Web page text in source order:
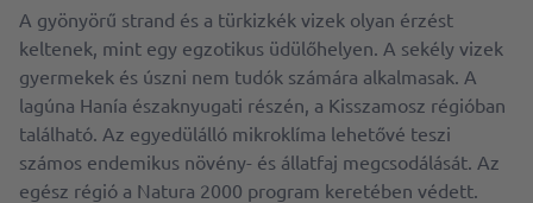
A gyönyörű strand és a türkizkék vizek olyan érzést
keltenek, mint egy egzotikus üdülőhelyen. A sekély vizek
gyermekek és úszni nem tudók számára alkalmasak. A
lagúna Hanía északnyugati részén, a Kisszamosz régióban
található. Az egyedülálló mikroklíma lehetővé teszi
számos endemikus növény- és állatfaj megcsodálását. Az
egész régió a Natura 2000 program keretében védett.